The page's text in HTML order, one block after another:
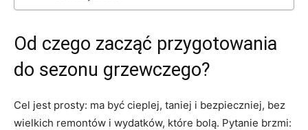
Od czego zacząć przygotowania
do sezonu grzewczego?
Cel jest prosty: ma być cieplej, taniej i bezpieczniej, bez
wielkich remontów i wydatków, które bolą. Pytanie brzmi: